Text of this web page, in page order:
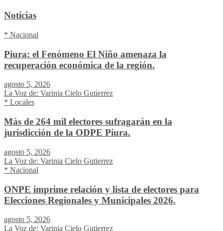
Noticias
* Nacional
Piura: el Fenómeno El Niño amenaza la
recuperación económica de la región.
agosto 5, 2026
La Voz de: Varinia Cielo Gutierrez
* Locales
Más de 264 mil electores sufragarán en la
jurisdicción de la ODPE Piura.
agosto 5, 2026
La Voz de: Varinia Cielo Gutierrez
* Nacional
ONPE imprime relación y lista de electores para
Elecciones Regionales y Municipales 2026.
agosto 5, 2026
La Voz de: Varinia Cielo Gutierrez